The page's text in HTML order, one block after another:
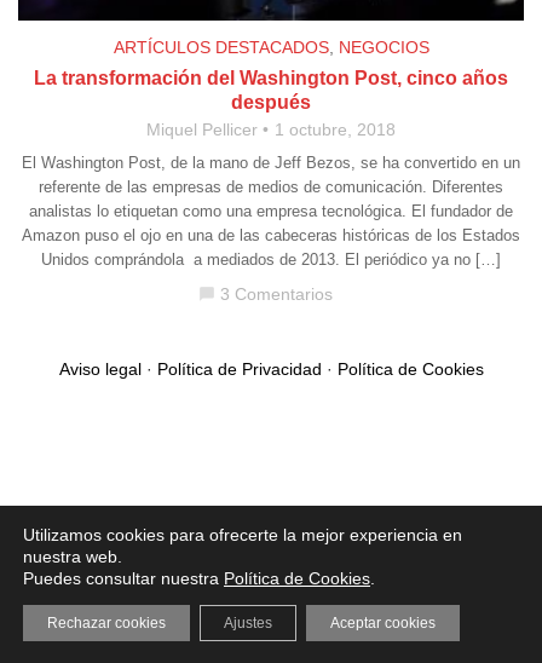
ARTÍCULOS DESTACADOS, NEGOCIOS
La transformación del Washington Post, cinco años
después
Miquel Pellicer 1 octubre, 2018
El Washington Post, de la mano de Jeff Bezos, se ha convertido en un
referente de las empresas de medios de comunicación. Diferentes
analistas lo etiquetan como una empresa tecnológica. El fundador de
Amazon puso el ojo en una de las cabeceras históricas de los Estados
Unidos comprándola a mediados de 2013. El periódico ya no […]
chat_bubble 3 Comentarios
Aviso legal· Política de Privacidad · Política de Cookies
Utilizamos cookies para ofrecerte la mejor experiencia en
nuestra web.
Puedes consultar nuestra Política de Cookies
Aceptar cookies
Rechazar cookies Ajustes